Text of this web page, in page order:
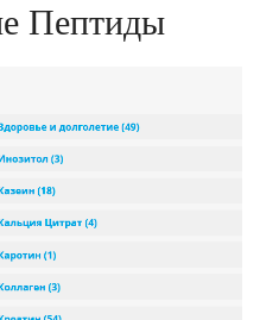
Пептиды